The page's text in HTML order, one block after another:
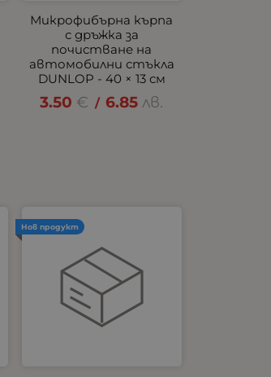
Микрофибърна кърпа
с дръжка за
почистване на
автомобилни стъкла
DUNLOP - 40 × 13 см
3.50 € / 6.85 лв.
Нов продукт